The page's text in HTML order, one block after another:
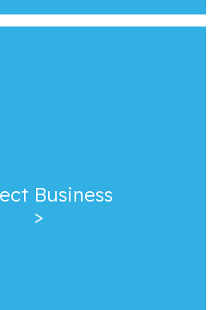
Business
>